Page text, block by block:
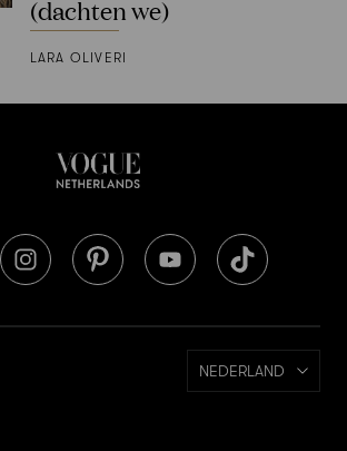
(dachten we)
LARA OLIVERI
NEDERLAND